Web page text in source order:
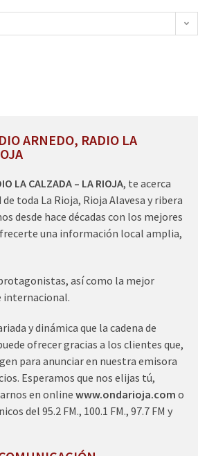
ARNEDO, RADIO LA
LA CALZADA – LA RIOJA, te acerca
toda La Rioja, Rioja Alavesa y ribera
desde hace décadas con los mejores
una información local amplia,
así como la mejor
internacional.
y dinámica que la cadena de
ofrecer gracias a los clientes que,
para anunciar en nuestra emisora
Esperamos que nos elijas tú,
en online www.ondarioja.com o
del 95.2 FM., 100.1 FM., 97.7 FM y